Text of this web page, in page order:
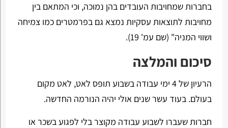
בחברות שמחויבות העובדים בהן נמוכה, וכי המתאם בין
מחויבות לתוצאות עסקיות נמצא גם בפרמטרים כמו צמיחה
ושווי המניה" (שם עמ' 19).
סיכום והמלצה
הרעיון של 4 ימי עבודה בשבוע תופס לאט, לאט מקום
בעולם. בעוד עשר שנים אולי יהיה הנורמה החדשה.
חברות שעברו לשבוע עבודה מקוצר בלי לפגוע בשכר או